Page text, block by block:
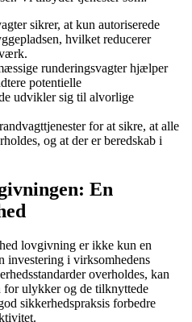
sikrer, at kun autoriserede
hvilket reducerer
runderingsvagter hjælper
potentielle
udvikler sig til alvorlige
for at sikre, at alle
og at der er beredskab i
En
lovgivning er ikke kun en
investering i virksomhedens
overholdes, kan
for ulykker og de tilknyttede
sikkerhedspraksis forbedre